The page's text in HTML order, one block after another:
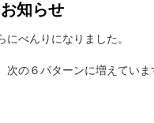
知らせ
べんりになりました。
次の６パターンに増えていま